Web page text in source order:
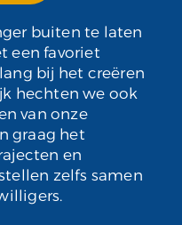
buiten te laten
een favoriet
bij het creëren
hechten we ook
van onze
graag het
en
zelfs samen